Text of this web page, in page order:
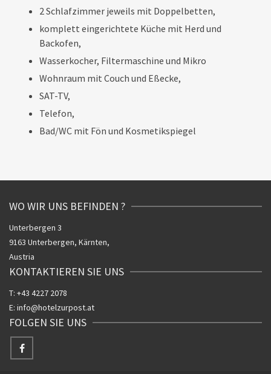
2 Schlafzimmer jeweils mit Doppelbetten,
komplett eingerichtete Küche mit Herd und
Backofen,
Wasserkocher, Filtermaschine und Mikro
Wohnraum mit Couch und Eßecke,
SAT-TV,
Telefon,
Bad/WC mit Fön und Kosmetikspiegel
WO WIR UNS BEFINDEN ?
Unterbergen 3
9163 Unterbergen, Kärnten,
Austria
KONTAKTIEREN SIE UNS
T: +43 4227 2078
E: info@hotelzurpost.at
FOLGEN SIE UNS